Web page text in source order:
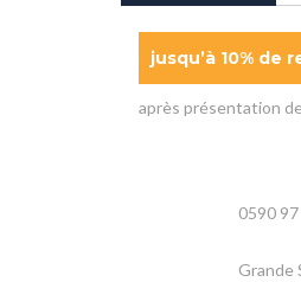
jusqu’à 10% de
après présentation
0590
Grande